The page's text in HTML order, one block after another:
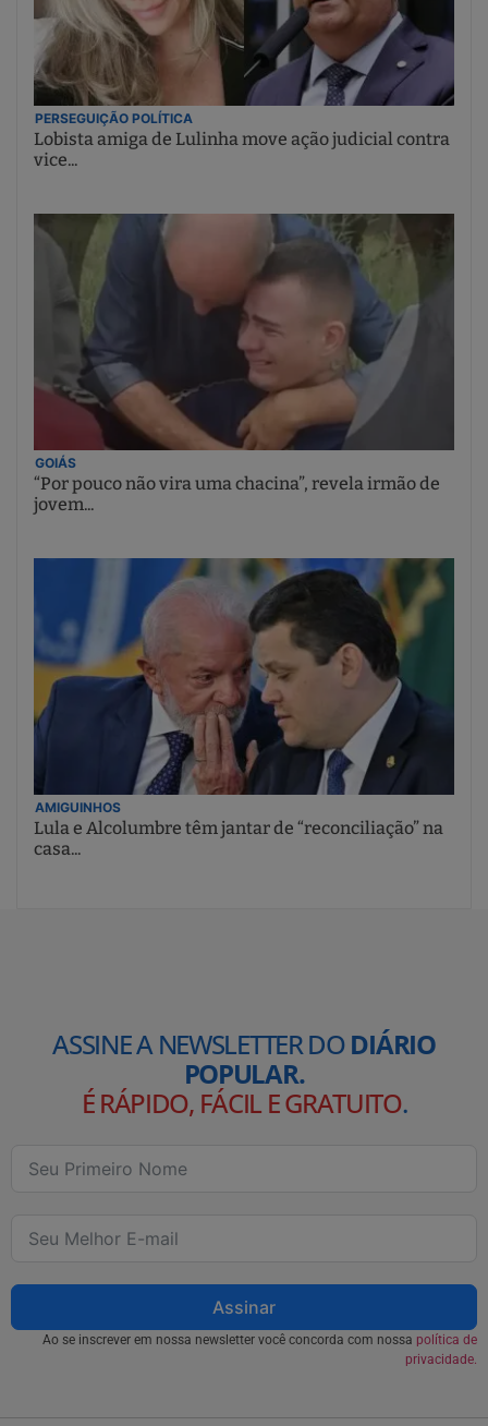
PERSEGUIÇÃO POLÍTICA
Lobista amiga de Lulinha move ação judicial contra
vice...
GOIÁS
“Por pouco não vira uma chacina”, revela irmão de
jovem...
AMIGUINHOS
Lula e Alcolumbre têm jantar de “reconciliação” na
casa...
ASSINE A NEWSLETTER DODIÁRIO
POPULAR.
É RÁPIDO, FÁCIL E GRATUITO.
Assinar
Ao se inscrever em nossa newsletter você concorda com nossa política de
privacidade.